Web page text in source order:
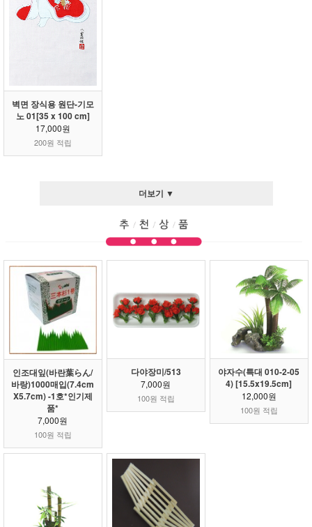
벽면 장식용 원단-기모
노 01[35 x 100 cm]
17,000원
200원 적립
더보기 ▼
인조대잎(바란葉らん/
바랑)1000매입(7.4cm
X5.7cm) -1호*인기제
품*
7,000원
100원 적립
다야장미/513
7,000원
100원 적립
야자수(특대 010-2-05
4) [15.5x19.5cm]
12,000원
100원 적립